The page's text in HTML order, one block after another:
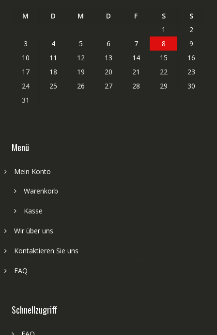
M D M D F S
S
1
2
3
4 5 6 7 8
9
10
11 12 13 14 15
16
17
18 19 20 21 22
23
24
25 26 27 28 29
30
31
Menü
Mein Konto
Warenkorb
Kasse
Wir über uns
Kontaktieren Sie uns
FAQ
Schnellzugriff